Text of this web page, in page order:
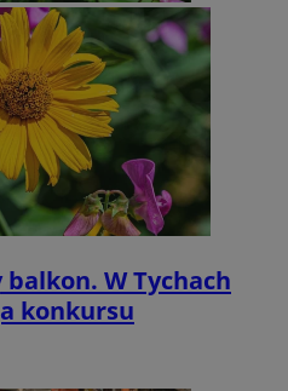
W Tychach
konkursu